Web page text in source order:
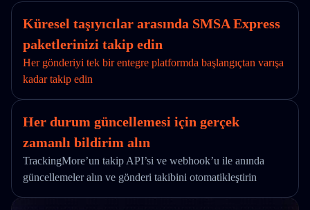
Küresel taşıyıcılar arasında SMSA Express
paketlerinizi takip edin
Her gönderiyi tek bir entegre platformda başlangıçtan varışa
kadar takip edin
Her durum güncellemesi için gerçek
zamanlı bildirim alın
TrackingMore’un takip API’si ve webhook’u ile anında
güncellemeler alın ve gönderi takibini otomatikleştirin